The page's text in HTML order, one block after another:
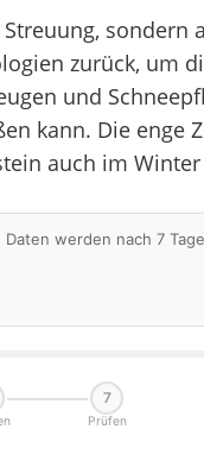
sondern
zurück, um
und
kann. Die enge
auch im
werden nach 7
7
Prüfen